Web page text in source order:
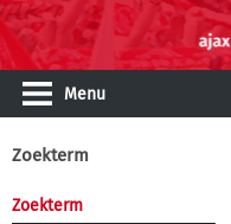
Menu
Zoekterm
Zoekterm